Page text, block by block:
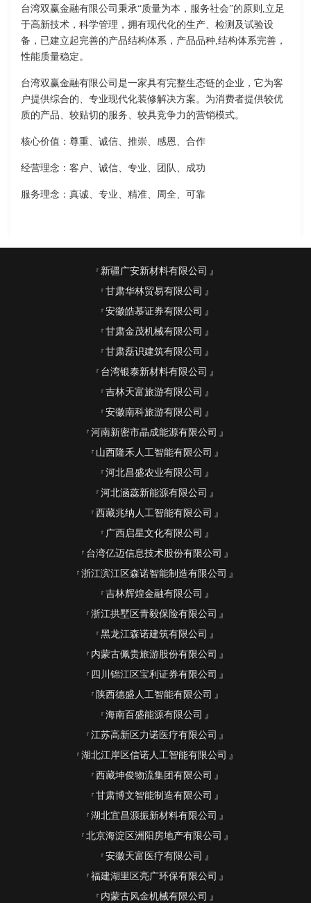
台湾双赢金融有限公司秉承“质量为本，服务社会”的原则,立足
于高新技术，科学管理，拥有现代化的生产、检测及试验设
备，已建立起完善的产品结构体系，产品品种,结构体系完善，
性能质量稳定。
台湾双赢金融有限公司是一家具有完整生态链的企业，它为客
户提供综合的、专业现代化装修解决方案。为消费者提供较优
质的产品、较贴切的服务、较具竞争力的营销模式。
核心价值：尊重、诚信、推崇、感恩、合作
经营理念：客户、诚信、专业、团队、成功
服务理念：真诚、专业、精准、周全、可靠
新疆广安新材料有限公司
甘肃华林贸易有限公司
安徽皓慕证券有限公司
甘肃金茂机械有限公司
甘肃磊识建筑有限公司
台湾银泰新材料有限公司
吉林天富旅游有限公司
安徽南科旅游有限公司
河南新密市晶成能源有限公司
山西隆禾人工智能有限公司
河北昌盛农业有限公司
河北涵蕊新能源有限公司
西藏兆纳人工智能有限公司
广西启星文化有限公司
台湾亿迈信息技术股份有限公司
浙江滨江区森诺智能制造有限公司
吉林辉煌金融有限公司
浙江拱墅区青毅保险有限公司
黑龙江森诺建筑有限公司
内蒙古佩贵旅游股份有限公司
四川锦江区宝利证券有限公司
陕西德盛人工智能有限公司
海南百盛能源有限公司
江苏高新区力诺医疗有限公司
湖北江岸区信诺人工智能有限公司
西藏坤俊物流集团有限公司
甘肃博文智能制造有限公司
湖北宜昌源振新材料有限公司
北京海淀区洲阳房地产有限公司
安徽天富医疗有限公司
福建湖里区亮广环保有限公司
内蒙古风金机械有限公司